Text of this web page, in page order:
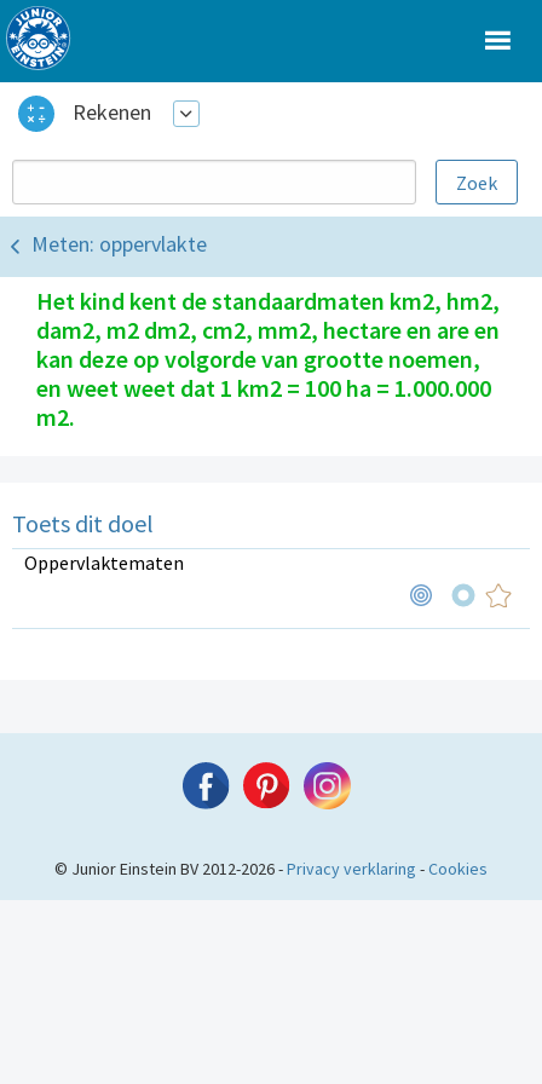
Rekenen
Meten: oppervlakte
Het kind kent de standaardmaten km2, hm2,
dam2, m2 dm2, cm2, mm2, hectare en are en
kan deze op volgorde van grootte noemen,
en weet weet dat 1 km2 = 100 ha = 1.000.000
m2.
Toets dit doel
Oppervlaktematen
© Junior Einstein BV 2012-2026 -Privacy verklaring -Cookies